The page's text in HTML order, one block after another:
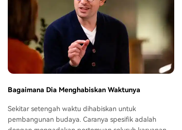
Bagaimana Dia Menghabiskan Waktunya
Sekitar setengah waktu dihabiskan untuk
pembangunan budaya. Caranya spesifik adalah